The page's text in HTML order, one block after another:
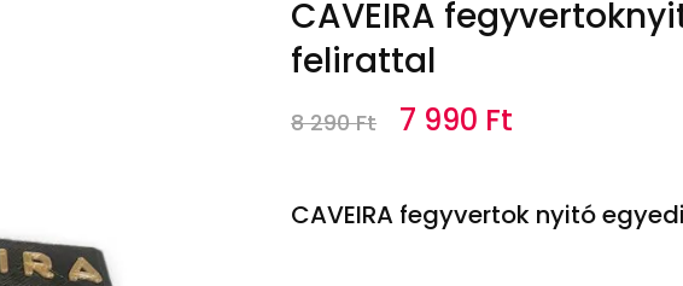
CAVEIRA
felirattal
8 290Ft 7 990 Ft
CAVEIRA fegyvertok nyitó